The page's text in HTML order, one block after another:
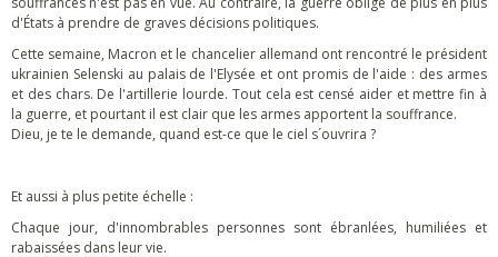
d'États à prendre de graves décisions politiques.
Cette semaine, Macron et le chancelier allemand ont rencontré le président
ukrainien Selenski au palais de l'Elysée et ont promis de l'aide : des armes
et des chars. De l'artillerie lourde. Tout cela est censé aider et mettre fin à
la guerre, et pourtant il est clair que les armes apportent la souffrance.
Dieu, je te le demande, quand est-ce que le ciel s´ouvrira ?
Et aussi à plus petite échelle :
Chaque jour, d'innombrables personnes sont ébranlées, humiliées et
rabaissées dans leur vie.